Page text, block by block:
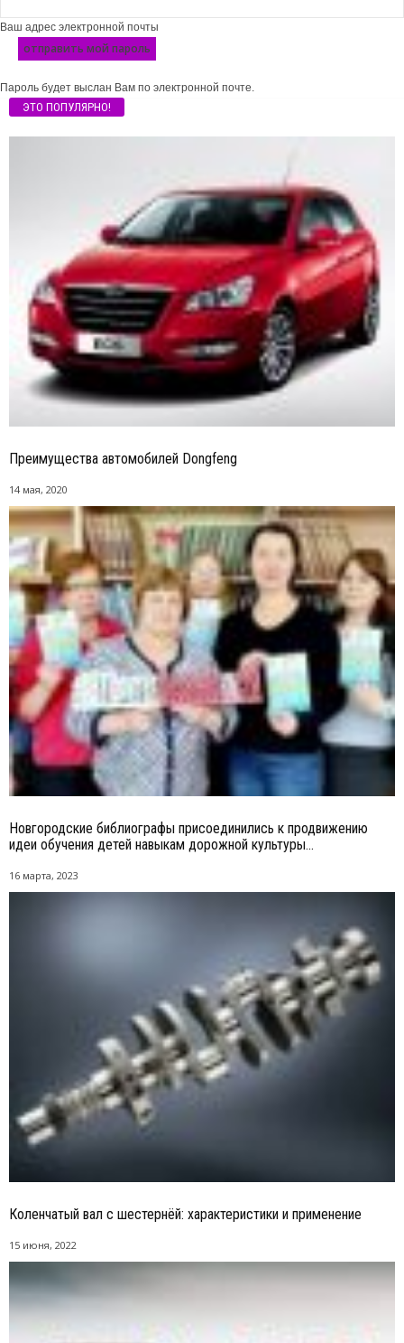
Ваш адрес электронной почты
Пароль будет выслан Вам по электронной почте.
ЭТО ПОПУЛЯРНО!
Преимущества автомобилей Dongfeng
14 мая, 2020
Новгородские библиографы присоединились к продвижению
идеи обучения детей навыкам дорожной культуры...
16 марта, 2023
Коленчатый вал с шестернёй: характеристики и применение
15 июня, 2022